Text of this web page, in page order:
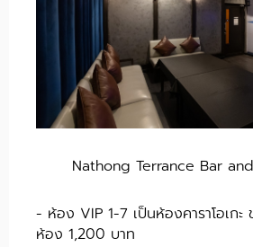
Nathong Terrance Bar
- ห้อง VIP 1-7 เป็นห้องคาราโอเกะ
ห้อง 1,200 บาท